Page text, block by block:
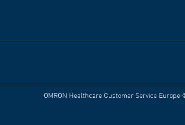
OMRON Healthcare Customer Service